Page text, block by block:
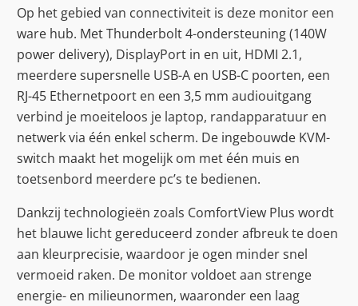
Op het gebied van connectiviteit is deze monitor een
ware hub. Met Thunderbolt 4-ondersteuning (140W
power delivery), DisplayPort in en uit, HDMI 2.1,
meerdere supersnelle USB-A en USB-C poorten, een
RJ-45 Ethernetpoort en een 3,5 mm audiouitgang
verbind je moeiteloos je laptop, randapparatuur en
netwerk via één enkel scherm. De ingebouwde KVM-
switch maakt het mogelijk om met één muis en
toetsenbord meerdere pc’s te bedienen.
Dankzij technologieën zoals ComfortView Plus wordt
het blauwe licht gereduceerd zonder afbreuk te doen
aan kleurprecisie, waardoor je ogen minder snel
vermoeid raken. De monitor voldoet aan strenge
energie- en milieunormen, waaronder een laag